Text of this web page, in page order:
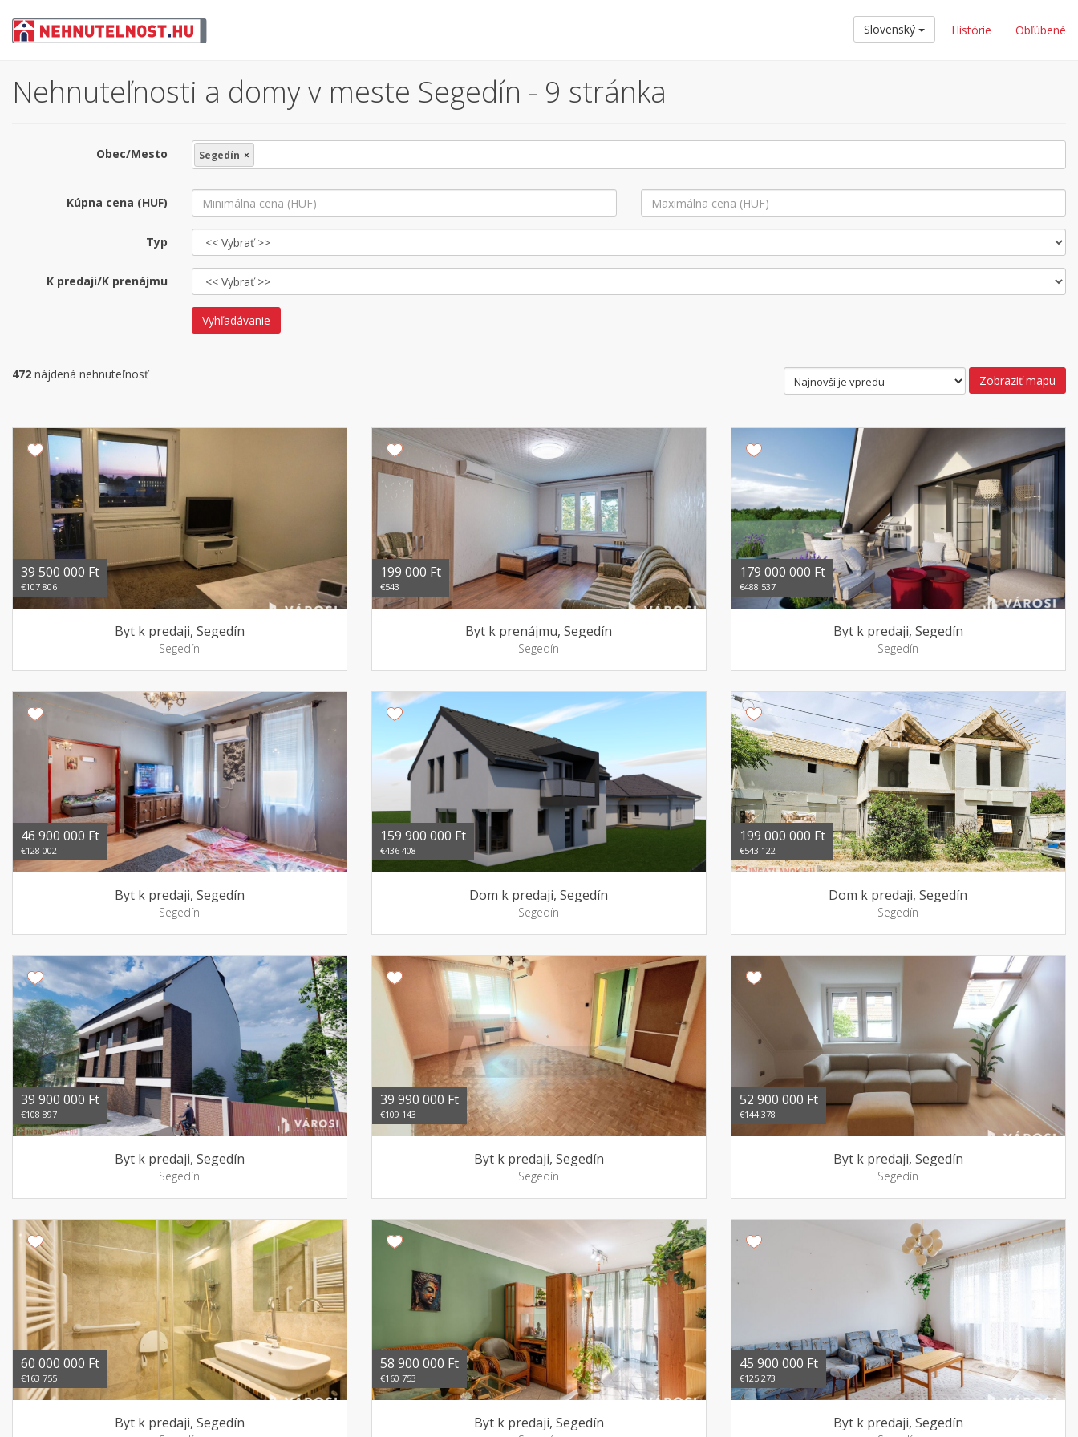
Slovenský Histórie Obľúbené
Nehnuteľnosti a domy v meste Segedín - 9 stránka
Obec/Mesto Segedín ×
Kúpna cena (HUF)
Typ
K predaji/K prenájmu
Vyhľadávanie
472 nájdená nehnuteľnosť Zobraziť mapu
39 500 000 Ft
€107 806
Byt k predaji, Segedín
Segedín
199 000 Ft
€543
Byt k prenájmu, Segedín
Segedín
179 000 000 Ft
€488 537
Byt k predaji, Segedín
Segedín
46 900 000 Ft
€128 002
Byt k predaji, Segedín
Segedín
159 900 000 Ft
€436 408
Dom k predaji, Segedín
Segedín
199 000 000 Ft
€543 122
Dom k predaji, Segedín
Segedín
39 900 000 Ft
€108 897
Byt k predaji, Segedín
Segedín
39 990 000 Ft
€109 143
Byt k predaji, Segedín
Segedín
52 900 000 Ft
€144 378
Byt k predaji, Segedín
Segedín
60 000 000 Ft
€163 755
Byt k predaji, Segedín
58 900 000 Ft
€160 753
Byt k predaji, Segedín
45 900 000 Ft
€125 273
Byt k predaji, Segedín